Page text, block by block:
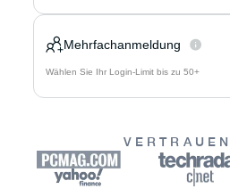
Mehrfachanmeldung
Wählen Sie Ihr Login-Limit bis zu 50+